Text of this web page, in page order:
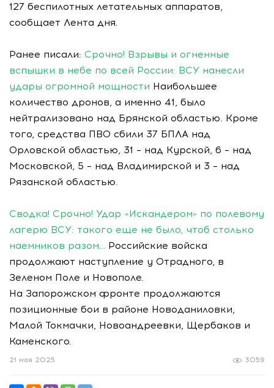
127 беспилотных летательных аппаратов,
сообщает Лента дня.
Ранее писали: Срочно! Взрывы и огненные
вспышки в небе по всей России: ВСУ нанесли
удары огромной мощности Наибольшее
количество дронов, а именно 41, было
нейтрализовано над Брянской областью. Кроме
того, средства ПВО сбили 37 БПЛА над
Орловской областью, 31 – над Курской, 6 – над
Московской, 5 – над Владимирской и 3 – над
Рязанской областью.
Сводка! Срочно! Удар «Искандером» по полевому
лагерю ВСУ: такого еще не было, чтоб столько
наемников разом… Российские войска
продолжают наступление у Отрадного, в
Зеленом Поле и Новополе.
На Запорожском фронте продолжаются
позиционные бои в районе Новоданиловки,
Малой Токмачки, Новоандреевки, Щербаков и
Каменского.
3059
21 мая 2025